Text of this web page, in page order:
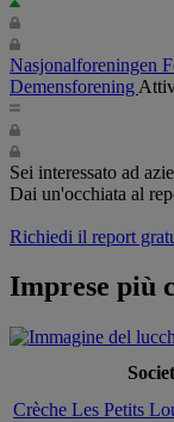
Nasjonalforeningen
Demensforening
Sei interessato ad
Dai un'occhiata al
Richiedi il report
Imprese più
Crèche Les Petits